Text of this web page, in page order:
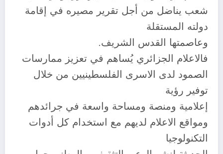
شعب يناضل من أجل تقرير مصيره في إقامة
دولته المستقلة
وعاصمتها القدس الشريف.
فالاعلام الجزائري يُساهم في تعزيز ممارسات
الصمود لدى الاسرى الفلسطينيين من خلال
توفير رؤية
إعلامية ومنصة ومساحة واسعة في جرائدهم
ومواقع الاعلام لديهم مع استخدام كل أدوات
التكنولوجيا